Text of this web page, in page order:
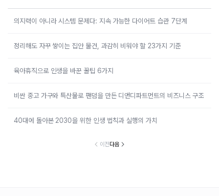
의지력이 아니라 시스템 문제다: 지속 가능한 다이어트 습관 7단계
정리해도 자꾸 쌓이는 집안 물건, 과감히 비워야 할 23가지 기준
육아휴직으로 인생을 바꾼 꿀팁 6가지
비싼 중고 가구와 특산물로 팬덤을 만든 디앤디파트먼트의 비즈니스 구조
40대에 돌아본 2030을 위한 인생 법칙과 실행의 가치
이전다음